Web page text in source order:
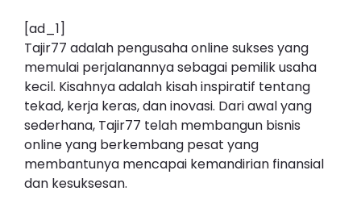
[ad_1]
Tajir77 adalah pengusaha online sukses yang
memulai perjalanannya sebagai pemilik usaha
kecil. Kisahnya adalah kisah inspiratif tentang
tekad, kerja keras, dan inovasi. Dari awal yang
sederhana, Tajir77 telah membangun bisnis
online yang berkembang pesat yang
membantunya mencapai kemandirian finansial
dan kesuksesan.